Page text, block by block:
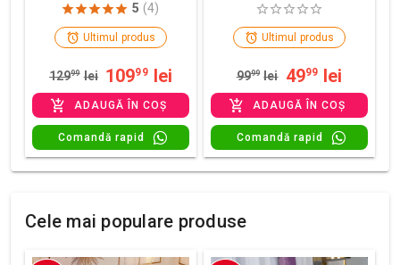
5 (4)
Ultimul produs
12999 lei 10999 lei
ADAUGĂ ÎN COȘ
Comandă rapid
Ultimul produs
9999 lei 4999 lei
ADAUGĂ ÎN COȘ
Comandă rapid
Cele mai populare produse